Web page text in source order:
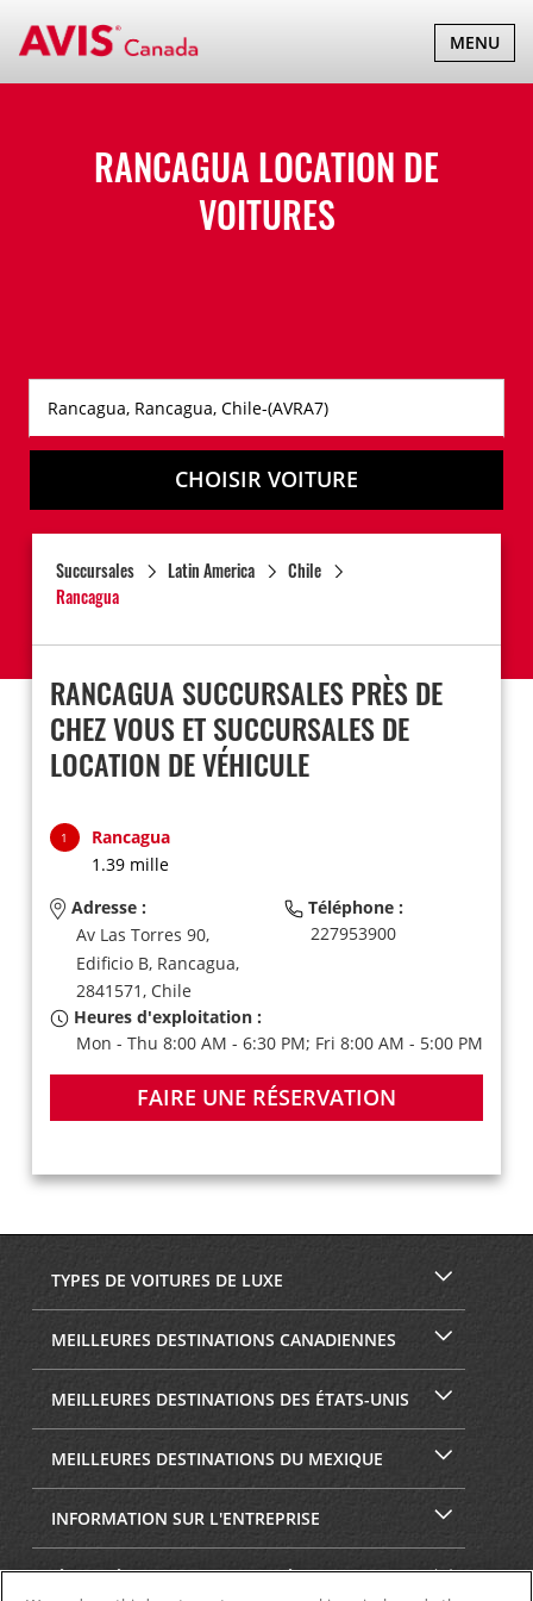
BASCULER
LA
MENU
RANCAGUA LOCATION DE
VOITURES
CHOISIR VOITURE
Succursales Latin America
Chile
Rancagua
RANCAGUA SUCCURSALES PRÈS DE
CHEZ VOUS ET SUCCURSALES DE
LOCATION DE VÉHICULE
1
Rancagua
1.39 mille
Adresse :
Av Las Torres 90,
Edificio B, Rancagua,
2841571, Chile
Téléphone :
227953900
Heures d'exploitation :
Mon - Thu 8:00 AM - 6:30 PM; Fri 8:00 AM - 5:00 PM
FAIRE UNE RÉSERVATION
TYPES DE VOITURES DE LUXE
MEILLEURES DESTINATIONS CANADIENNES
MEILLEURES DESTINATIONS DES ÉTATS-UNIS
MEILLEURES DESTINATIONS DU MEXIQUE
INFORMATION SUR L'ENTREPRISE
SÉCURITÉ ET CONFIDENTIALITÉ